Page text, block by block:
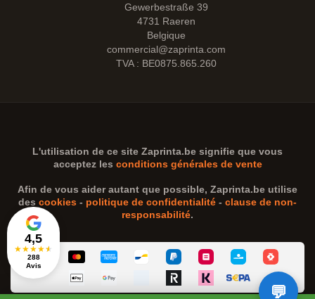
4,5
★★★★★
288
Avis
Gewerbestraße 39
4731 Raeren
Belgique
commercial@zaprinta.com
TVA : BE0875.865.260
L'utilisation de ce site Zaprinta.be signifie que vous
acceptez les conditions générales de vente
Afin de vous aider autant que possible, Zaprinta.be utilise
des cookies - politique de confidentialité - clause de non-
responsabilité.